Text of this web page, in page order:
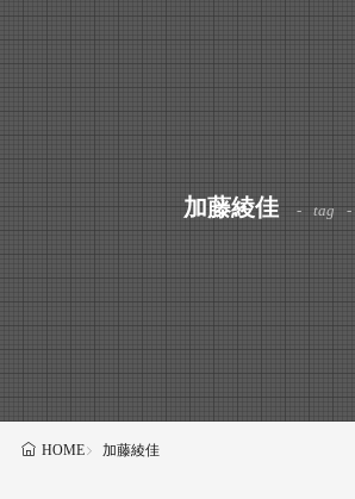
加藤綾佳 tag
HOME 加藤綾佳